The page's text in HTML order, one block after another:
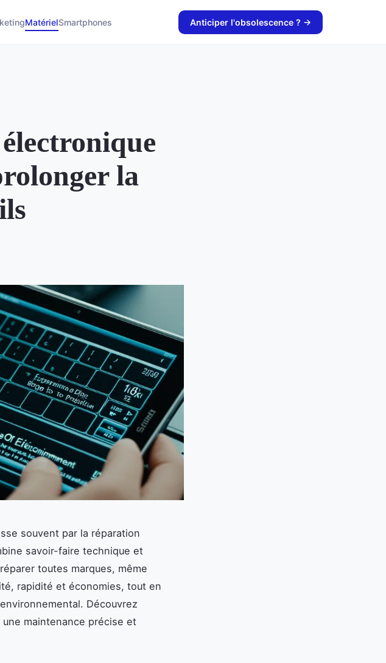
MatérielSmartphones Anticiper l'obsolescence ? →
la
souvent par la réparation
savoir-faire technique et
toutes marques, même
rapidité et économies, tout en
Découvrez
maintenance précise et